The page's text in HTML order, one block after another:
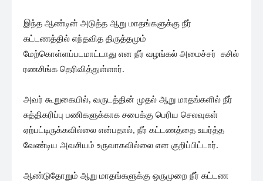
இந்த ஆண்டின் அடுத்த ஆறு மாதங்களுக்கு நீர்
கட்டணத்தில் எந்தவித திருத்தமும்
மேற்கொள்ளப்படமாட்டாது என நீர் வழங்கல் அமைச்சர் சுசில்
ரணசிங்க தெரிவித்துள்ளார்.
அவர் கூறுகையில், வருடத்தின் முதல் ஆறு மாதங்களில் நீர்
சுத்திகரிப்பு பணிகளுக்காக சபைக்கு பெரிய செலவுகள்
ஏற்பட்டிருக்கவில்லை என்பதால், நீர் கட்டணத்தை உயர்த்த
வேண்டிய அவசியம் உருவாகவில்லை என குறிப்பிட்டார்.
ஆண்டுதோறும் ஆறு மாதங்களுக்கு ஒருமுறை நீர் கட்டண